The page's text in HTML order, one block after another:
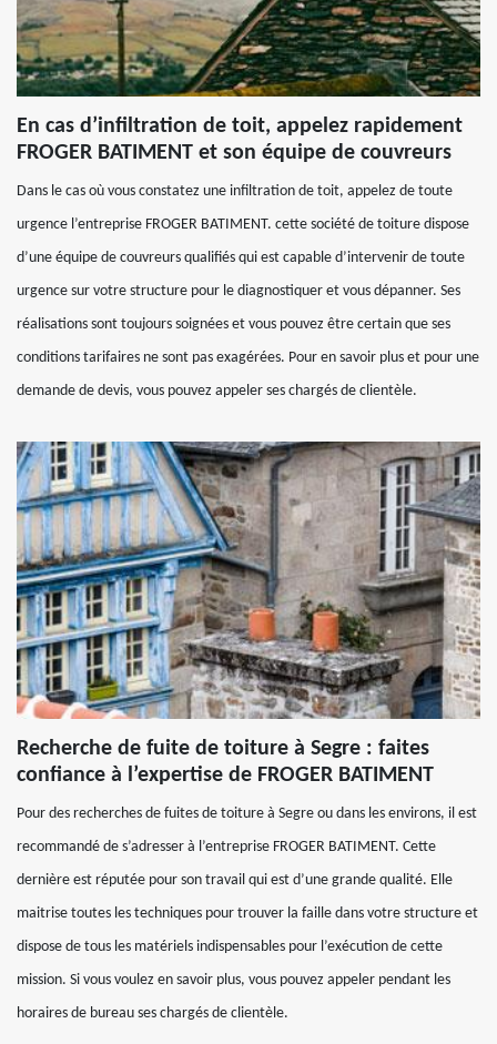
En cas d’infiltration de toit, appelez rapidement
FROGER BATIMENT et son équipe de couvreurs
Dans le cas où vous constatez une infiltration de toit, appelez de toute
urgence l’entreprise FROGER BATIMENT. cette société de toiture dispose
d’une équipe de couvreurs qualifiés qui est capable d’intervenir de toute
urgence sur votre structure pour le diagnostiquer et vous dépanner. Ses
réalisations sont toujours soignées et vous pouvez être certain que ses
conditions tarifaires ne sont pas exagérées. Pour en savoir plus et pour une
demande de devis, vous pouvez appeler ses chargés de clientèle.
Recherche de fuite de toiture à Segre : faites
confiance à l’expertise de FROGER BATIMENT
Pour des recherches de fuites de toiture à Segre ou dans les environs, il est
recommandé de s’adresser à l’entreprise FROGER BATIMENT. Cette
dernière est réputée pour son travail qui est d’une grande qualité. Elle
maitrise toutes les techniques pour trouver la faille dans votre structure et
dispose de tous les matériels indispensables pour l’exécution de cette
mission. Si vous voulez en savoir plus, vous pouvez appeler pendant les
horaires de bureau ses chargés de clientèle.